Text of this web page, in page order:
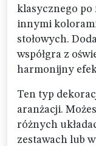
klasycznego po
innymi
stołowych.
współgra z
harmonijny
Ten typ
aranżacji.
różnych
zestawach lub